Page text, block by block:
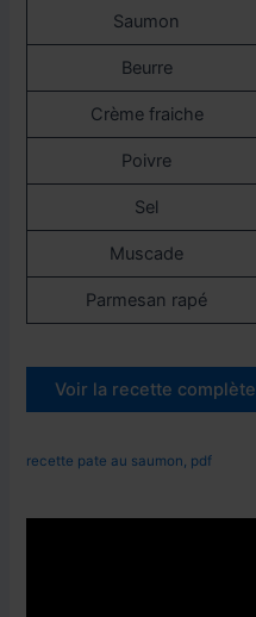
Saumon
Beurre
Crème fraiche
Poivre
Sel
Muscade
Parmesan rapé
Voir la recette complète
recette pate au saumon, pdf